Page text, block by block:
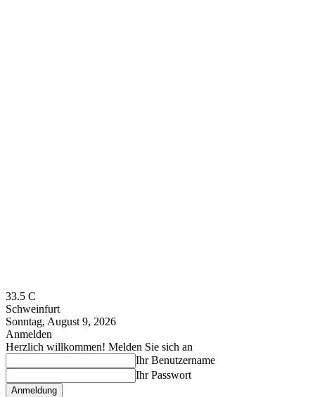
33.5 C
Schweinfurt
Sonntag, August 9, 2026
Anmelden
Herzlich willkommen! Melden Sie sich an
Ihr Benutzername
Ihr Passwort